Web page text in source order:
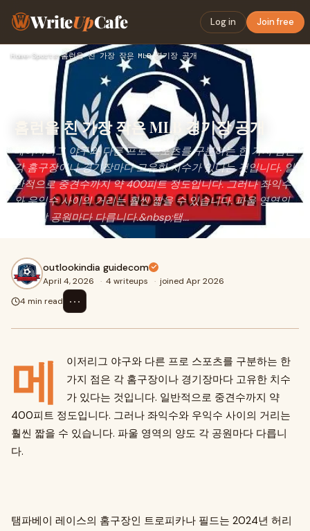
WriteUpCafe Log in Join free
Home› Sports›홈런을 친 가장 작은 MLB 경기장 공개
홈런을 친 가장 작은 MLB 경기장 공개
메이저리그 야구와 다른 프로 스포츠를 구분하는 한 가지 점은
각 홈구장이나 경기장마다 고유한 치수가 있다는 것입니다. 일
반적으로 중견수까지 약 400피트 정도입니다. 그러나 좌익수
와 우익수 사이의 거리는 훨씬 짧을 수 있습니다. 파울 영역의
양도 각 공원마다 다릅니다.&nbsp;탬...
outlookindia guidecom
April 4, 2026 · 4 writeups · joined Apr 2026
4 min read
⋯
메
이저리그 야구와 다른 프로 스포츠를 구분하는 한
가지 점은 각 홈구장이나 경기장마다 고유한 치수
가 있다는 것입니다. 일반적으로 중견수까지 약
400피트 정도입니다. 그러나 좌익수와 우익수 사이의 거리는
훨씬 짧을 수 있습니다. 파울 영역의 양도 각 공원마다 다릅니
다.
탬파베이 레이스의 홈구장인 트로피카나 필드는 2024년 허리